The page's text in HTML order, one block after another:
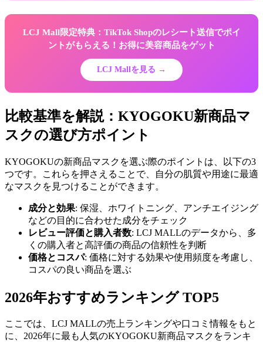
LCJ Mall限定特典：TikTok Shopのレシート送信でポイ
ントがもらえる！お得に美容商品をゲット
LCJ Mallを見る →
比較基準を解説：KYOGOKU新商品マ
スクの選び方ポイント
KYOGOKUの新商品マスクを選ぶ際のポイントは、以下の3
つです。これらを押さえることで、自分の肌質や用途に最適
なマスクを見つけることができます。
成分と効果: 保湿、ホワイトニング、アンチエイジング
などの目的に合わせた成分をチェック
レビュー評価と購入者数: LCJ MALLのデータから、多
くの購入者と高評価の商品の信頼性を判断
価格とコスパ: 価格に対する効果や使用頻度を考慮し、
コスパの良い商品を選ぶ
2026年おすすめランキング TOP5
ここでは、LCJ MALLの売上ランキングや口コミ情報をもと
に、2026年に最も人気のKYOGOKU新商品マスクをランキ